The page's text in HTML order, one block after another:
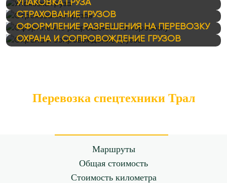
УПАКОВКА ГРУЗА
СТРАХОВАНИЕ ГРУЗОВ
ОФОРМЛЕНИЕ РАЗРЕШЕНИЯ НА ПЕРЕВОЗКУ
ОХРАНА И СОПРОВОЖДЕНИЕ ГРУЗОВ
Перевозка спецтехники Трал
Маршруты
Общая стоимость
Стоимость километра